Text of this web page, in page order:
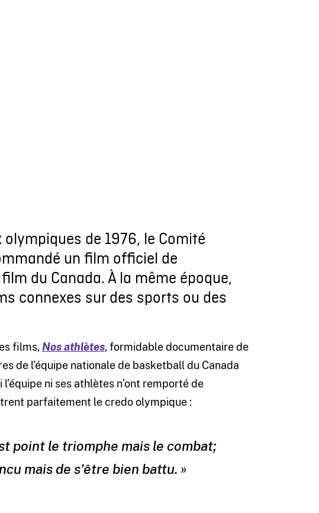
de 1976, le Comité
un film officiel de
du Canada. À la même époque,
connexes sur des sports ou des
films,Nos athlètes, formidable documentaire de
de l’équipe nationale de basketball du Canada
ni ses athlètes n’ont remporté de
parfaitement le credo olympique :
point le triomphe mais le combat;
mais de s’être bien battu. »